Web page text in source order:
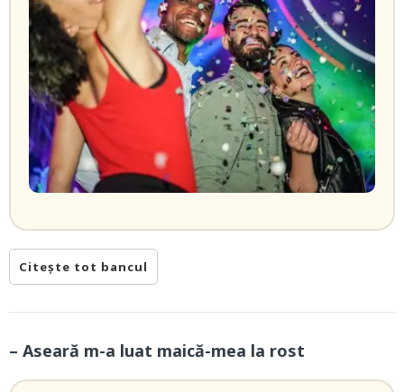
Citește tot bancul
– Aseară m-a luat maică-mea la rost